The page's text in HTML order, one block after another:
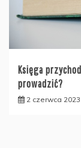
Księga
prowadzić?
2 czerwca 2023